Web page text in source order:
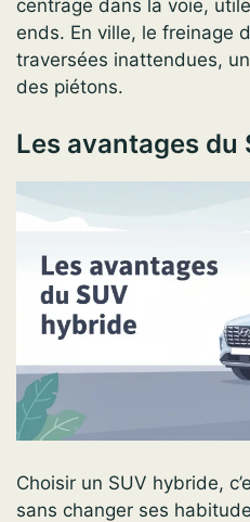
centrage dans la voie,
ends. En ville, le freinage
traversées inattendues,
des piétons.
Les avantages du
Choisir un SUV hybride,
sans changer ses